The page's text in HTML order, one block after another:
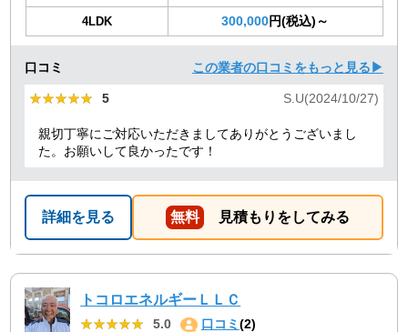
4LDK 300,000円(税込)～
口コミ この業者の口コミをもっと見る▶
★★★★★
★★★★★ 5 S.U(2024/10/27)
親切丁寧にご対応いただきましてありがとうございまし
た。お願いして良かったです！
詳細を見る 無料 見積もりをしてみる
トコロエネルギーＬＬＣ
★★★★★
★★★★★ 5.0 口コミ (2)